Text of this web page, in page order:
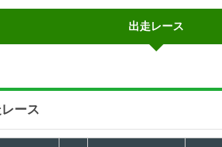
出走レース
ース